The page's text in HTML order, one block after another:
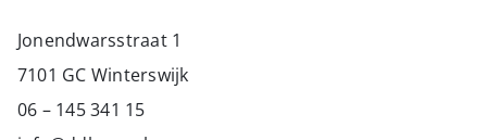
Jonendwarsstraat 1
7101 GC Winterswijk
06 – 145 341 15